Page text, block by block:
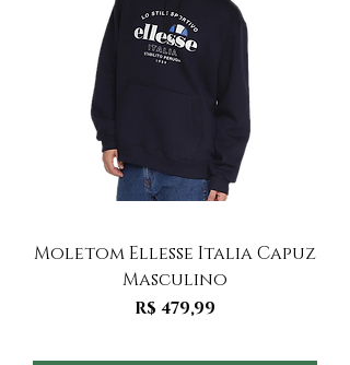
Moletom Ellesse Italia Capuz
Masculino
Preço
R$ 479,99